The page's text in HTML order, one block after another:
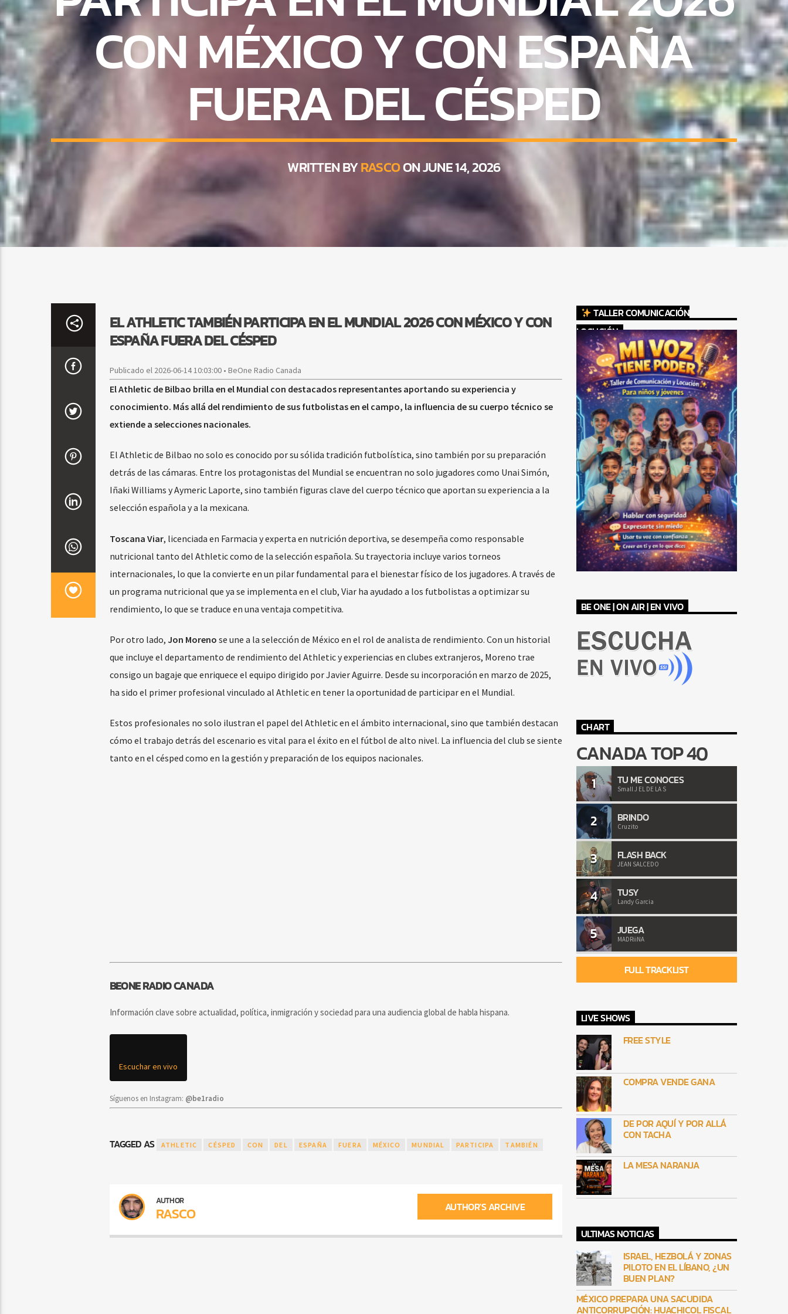
CON MÉXICO Y CON ESPAÑA
FUERA DEL CÉSPED
WRITTEN BYRASCOON JUNE 14, 2026
EL ATHLETIC TAMBIÉN PARTICIPA EN EL MUNDIAL 2026 CON MÉXICO Y CON
ESPAÑA FUERA DEL CÉSPED
Publicado el 2026-06-14 10:03:00 • BeOne Radio Canada
El Athletic de Bilbao brilla en el Mundial con destacados representantes aportando su experiencia y
conocimiento. Más allá del rendimiento de sus futbolistas en el campo, la influencia de su cuerpo técnico se
extiende a selecciones nacionales.
El Athletic de Bilbao no solo es conocido por su sólida tradición futbolística, sino también por su preparación
detrás de las cámaras. Entre los protagonistas del Mundial se encuentran no solo jugadores como Unai Simón,
Iñaki Williams y Aymeric Laporte, sino también figuras clave del cuerpo técnico que aportan su experiencia a la
selección española y a la mexicana.
Toscana Viar, licenciada en Farmacia y experta en nutrición deportiva, se desempeña como responsable
nutricional tanto del Athletic como de la selección española. Su trayectoria incluye varios torneos
internacionales, lo que la convierte en un pilar fundamental para el bienestar físico de los jugadores. A través de
un programa nutricional que ya se implementa en el club, Viar ha ayudado a los futbolistas a optimizar su
rendimiento, lo que se traduce en una ventaja competitiva.
Por otro lado, Jon Moreno se une a la selección de México en el rol de analista de rendimiento. Con un historial
que incluye el departamento de rendimiento del Athletic y experiencias en clubes extranjeros, Moreno trae
consigo un bagaje que enriquece el equipo dirigido por Javier Aguirre. Desde su incorporación en marzo de 2025,
ha sido el primer profesional vinculado al Athletic en tener la oportunidad de participar en el Mundial.
Estos profesionales no solo ilustran el papel del Athletic en el ámbito internacional, sino que también destacan
cómo el trabajo detrás del escenario es vital para el éxito en el fútbol de alto nivel. La influencia del club se siente
tanto en el césped como en la gestión y preparación de los equipos nacionales.
BEONE RADIO CANADA
Información clave sobre actualidad, política, inmigración y sociedad para una audiencia global de habla hispana.
Escuchar en vivo
Síguenos en Instagram: @be1radio
TAGGED AS ATHLETIC CÉSPED CON DEL ESPAÑA FUERA MÉXICO MUNDIAL PARTICIPA TAMBIÉN
AUTHOR
RASCO AUTHOR'S ARCHIVE
TALLER COMUNICACIÓN
LOCUCIÓN
BE ONE | ON AIR | EN VIVO
CHART
CANADA TOP 40
1 TU ME CONOCES
Small J EL DE LA S
2 BRINDO
Cruzito
3 FLASH BACK
JEAN SALCEDO
4 TUSY
Landy Garcia
5 JUEGA
MADRiiNA
FULL TRACKLIST
LIVE SHOWS
FREE STYLE
COMPRA VENDE GANA
DE POR AQUÍ Y POR ALLÁ
CON TACHA
LA MESA NARANJA
ULTIMAS NOTICIAS
ISRAEL, HEZBOLÁ Y ZONAS
PILOTO EN EL LÍBANO, ¿UN
BUEN PLAN?
MÉXICO PREPARA UNA SACUDIDA
ANTICORRUPCIÓN: HUACHICOL FISCAL